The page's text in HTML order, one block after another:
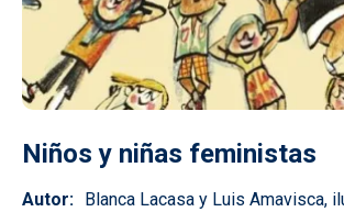
Niños y niñas feministas
Autor
Blanca Lacasa y Luis Amavisca,